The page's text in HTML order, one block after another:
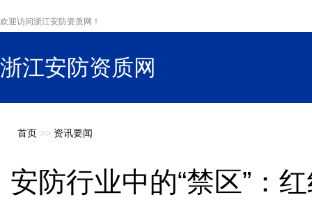
欢迎访问浙江安防资质网！
浙江安防资质网
首页 >> 资讯要闻
安防行业中的“禁区”：